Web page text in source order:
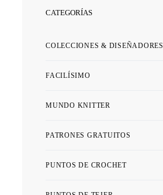
CATEGORÍAS
COLECCIONES & DISEÑADORES
FACILÍSIMO
MUNDO KNITTER
PATRONES GRATUITOS
PUNTOS DE CROCHET